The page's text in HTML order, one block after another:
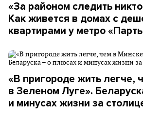
«За районом следить
Как живется в домах с
квартирами у метро
«В пригороде жить легче,
в Зеленом Луге».
и минусах жизни за